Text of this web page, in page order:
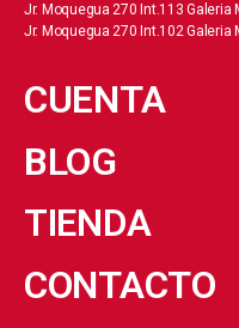
Jr. Moquegua 270 Int.113 Galeria
Jr. Moquegua 270 Int.102 Galeria
CUENTA
BLOG
TIENDA
CONTACTO